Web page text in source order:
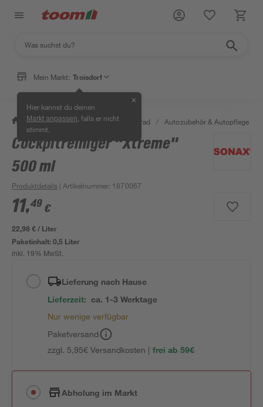
Mein Markt: Troisdorf
Hier kannst du deinen
Markt anpassen , falls er nicht
stimmt.
✕
/ Garten & Freizeit / Auto & Fahrrad / Autozubehör & Autopflege
Cockpitreiniger "Xtreme"
500 ml
Produktdetails | Artikelnummer: 1870067
11,49 €
22,98 € / Liter
Paketinhalt:0,5 Liter
inkl. 19% MwSt.
Lieferung nach Hause
Lieferzeit: ca. 1-3 Werktage
Nur wenige verfügbar
Paketversand
zzgl. 5,95€ Versandkosten | frei ab 59€
Abholung im Markt